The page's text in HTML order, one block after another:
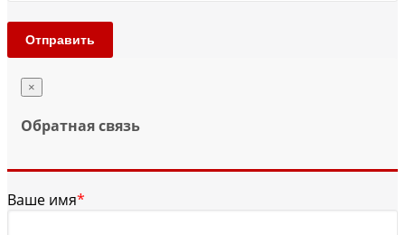
Отправить
×
Обратная связь
Ваше имя*